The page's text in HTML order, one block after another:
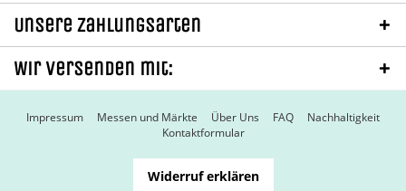
Unsere Zahlungsarten
Wir versenden mit:
Impressum Messen und Märkte Über Uns FAQ
Nachhaltigkeit
Kontaktformular
Widerruf erklären